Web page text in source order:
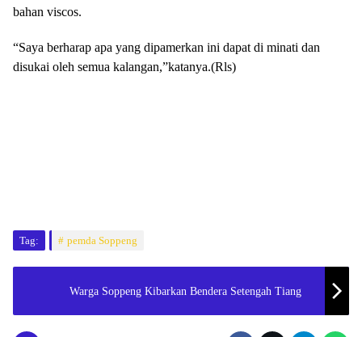
bahan viscos.
“Saya berharap apa yang dipamerkan ini dapat di minati dan
disukai oleh semua kalangan,”katanya.(Rls)
Tag: pemda Soppeng
Warga Soppeng Kibarkan Bendera Setengah Tiang